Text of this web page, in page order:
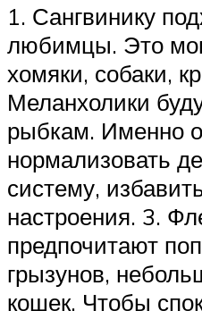
1. Сангвинику
любимцы. Это
хомяки, собаки,
Меланхолики
рыбкам. Именно
нормализовать
систему,
настроения. 3.
предпочитают
грызунов,
кошек. Чтобы